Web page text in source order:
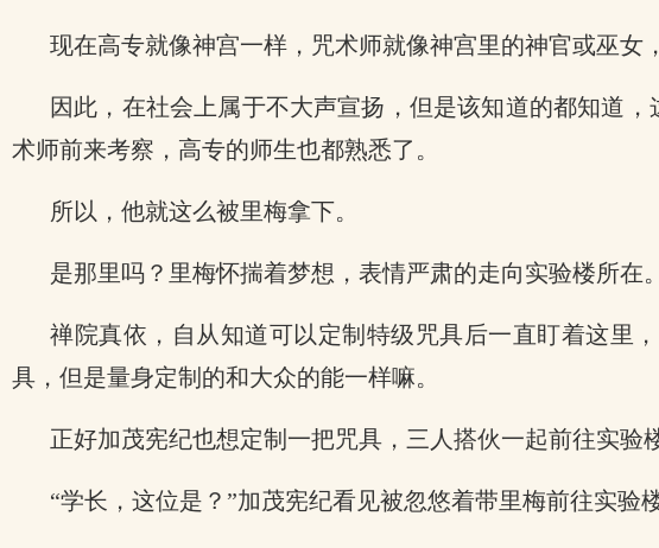
现在高专就像神宫一样，咒术师就像神宫里的神官或巫女
因此，在社会上属于不大声宣扬，但是该知道的都知道
术师前来考察，高专的师生也都熟悉了。
所以，他就这么被里梅拿下。
是那里吗？里梅怀揣着梦想，表情严肃的走向实验楼所在
禅院真依，自从知道可以定制特级咒具后一直盯着这里
具，但是量身定制的和大众的能一样嘛。
正好加茂宪纪也想定制一把咒具，三人搭伙一起前往实验
“学长，这位是？”加茂宪纪看见被忽悠着带里梅前往实验